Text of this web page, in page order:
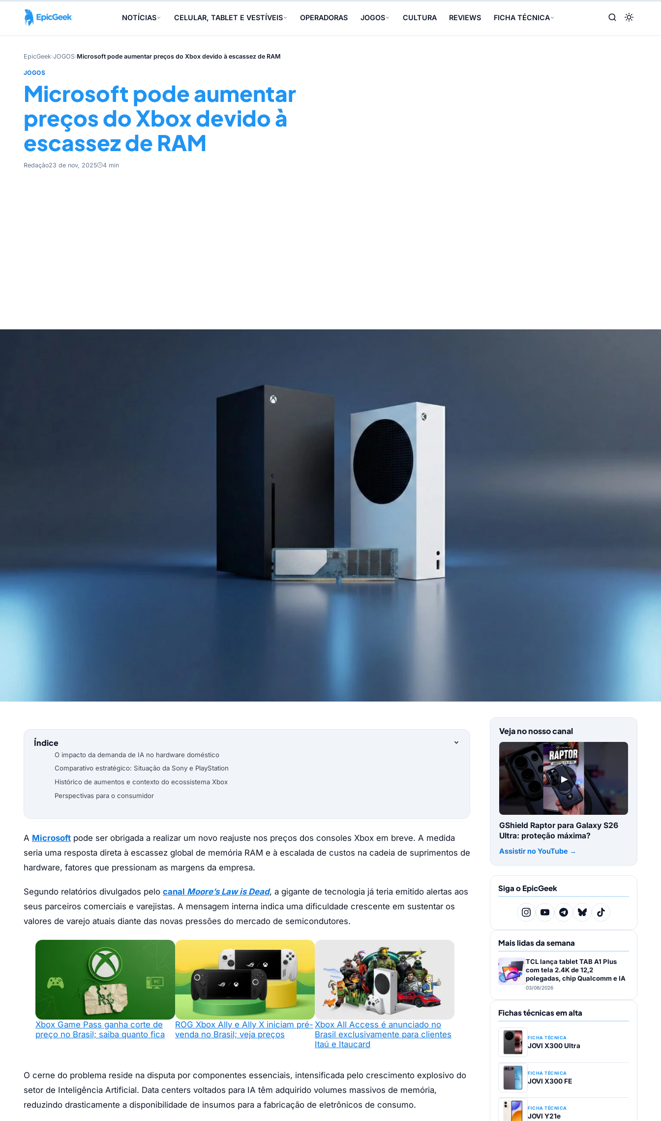
NOTÍCIAS CELULAR, TABLET E VESTÍVEIS OPERADORAS JOGOS CULTURA REVIEWS FICHA TÉCNICA
EpicGeek›JOGOS›Microsoft pode aumentar preços do Xbox devido à escassez de RAM
JOGOS
Microsoft pode aumentar
preços do Xbox devido à
escassez de RAM
Redação23 de nov, 2025 4 min
Índice
O impacto da demanda de IA no hardware doméstico
Comparativo estratégico: Situação da Sony e PlayStation
Histórico de aumentos e contexto do ecossistema Xbox
Perspectivas para o consumidor
A Microsoft pode ser obrigada a realizar um novo reajuste nos preços dos consoles Xbox em breve. A medida
seria uma resposta direta à escassez global de memória RAM e à escalada de custos na cadeia de suprimentos de
hardware, fatores que pressionam as margens da empresa.
Segundo relatórios divulgados pelo canal Moore’s Law is Dead, a gigante de tecnologia já teria emitido alertas aos
seus parceiros comerciais e varejistas. A mensagem interna indica uma dificuldade crescente em sustentar os
valores de varejo atuais diante das novas pressões do mercado de semicondutores.
Xbox Game Pass ganha corte de
preço no Brasil; saiba quanto fica
ROG Xbox Ally e Ally X iniciam pré-
venda no Brasil; veja preços
Xbox All Access é anunciado no
Brasil exclusivamente para clientes
Itaú e Itaucard
O cerne do problema reside na disputa por componentes essenciais, intensificada pelo crescimento explosivo do
setor de Inteligência Artificial. Data centers voltados para IA têm adquirido volumes massivos de memória,
reduzindo drasticamente a disponibilidade de insumos para a fabricação de eletrônicos de consumo.
Veja no nosso canal
▶
GShield Raptor para Galaxy S26
Ultra: proteção máxima?
Assistir no YouTube →
Siga o EpicGeek
Mais lidas da semana
TCL lança tablet TAB A1 Plus
com tela 2.4K de 12,2
polegadas, chip Qualcomm e IA
03/08/2026
Fichas técnicas em alta
FICHA TÉCNICA
JOVI X300 Ultra
FICHA TÉCNICA
JOVI X300 FE
FICHA TÉCNICA
JOVI Y21e